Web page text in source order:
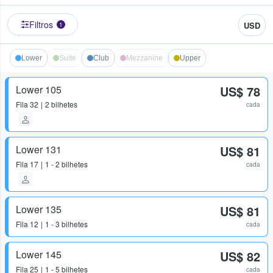
Filtros 1 USD
Lower Suite Club Mezzanine Upper
Lower 105
Fila 32 2 bilhetes
US$ 78
cada
Lower 131
Fila 17 1 - 2 bilhetes
US$ 81
cada
Lower 135
Fila 12 1 - 3 bilhetes
US$ 81
cada
Lower 145
Fila 25 1 - 5 bilhetes
US$ 82
cada